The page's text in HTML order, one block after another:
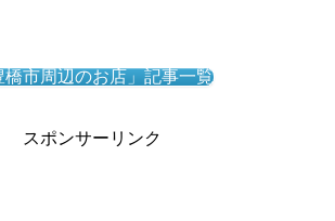
橋市周辺のお店」記事一覧
スポンサーリンク